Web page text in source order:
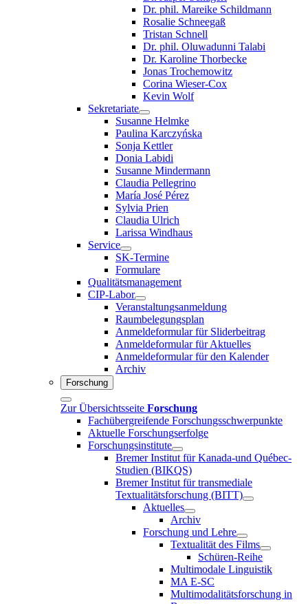
Dr. phil. Mareike Schildmann
Rosalie Schneegaß
Tristan Schnell
Dr. phil. Oluwadunni Talabi
Dr. Karoline Thorbecke
Jonas Trochemowitz
Corina Wieser-Cox
Kevin Wolf
Sekretariate
Susanne Helmke
Paulina Karczyńska
Sonja Kettler
Donia Labidi
Susanne Mindermann
Claudia Pellegrino
María José Pérez
Sylvia Prien
Claudia Ulrich
Larissa Windhaus
Service
SK-Termine
Formulare
Qualitätsmanagement
CIP-Labor
Veranstaltungsanmeldung
Raumbelegungsplan
Anmeldeformular für Sliderbeitrag
Anmeldeformular für Aktuelles
Anmeldeformular für den Kalender
Archiv
Forschung
Zur Übersichtsseite Forschung
Fachübergreifende Forschungsschwerpunkte
Aktuelle Forschungserfolge
Forschungsinstitute
Bremer Institut für Kanada-und Québec-
Studien (BIKQS)
Bremer Institut für transmediale
Textualitätsforschung (BITT)
Aktuelles
Archiv
Forschung und Lehre
Textualität des Films
Schüren-Reihe
Multimodale Linguistik
MA E-SC
Multimodalitätsforschung in